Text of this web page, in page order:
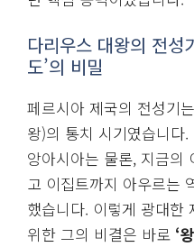
다리우스 대왕의 전성
도’의 비밀
페르시아 제국의 전성기
왕)의 통치 시기였습니다
앙아시아는 물론, 지금의
고 이집트까지 아우르는
했습니다. 이렇게 광대한
위한 그의 비결은 바로 ‘